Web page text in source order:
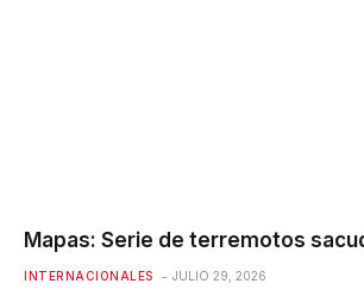
Mapas: Serie de terremotos
INTERNACIONALES JULIO 29, 2026